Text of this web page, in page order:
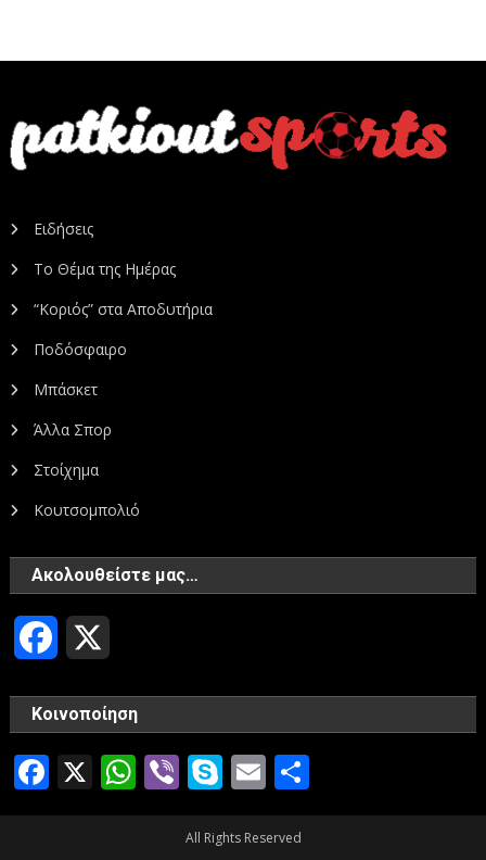
Ειδήσεις
Το Θέμα της Ημέρας
“Κοριός” στα Αποδυτήρια
Ποδόσφαιρο
Μπάσκετ
Άλλα Σπορ
Στοίχημα
Κουτσομπολιό
Ακολουθείστε μας…
Facebook
Κοινοποίηση
Facebook
X WhatsApp
ViberSkype
Email
All Rights Reserved